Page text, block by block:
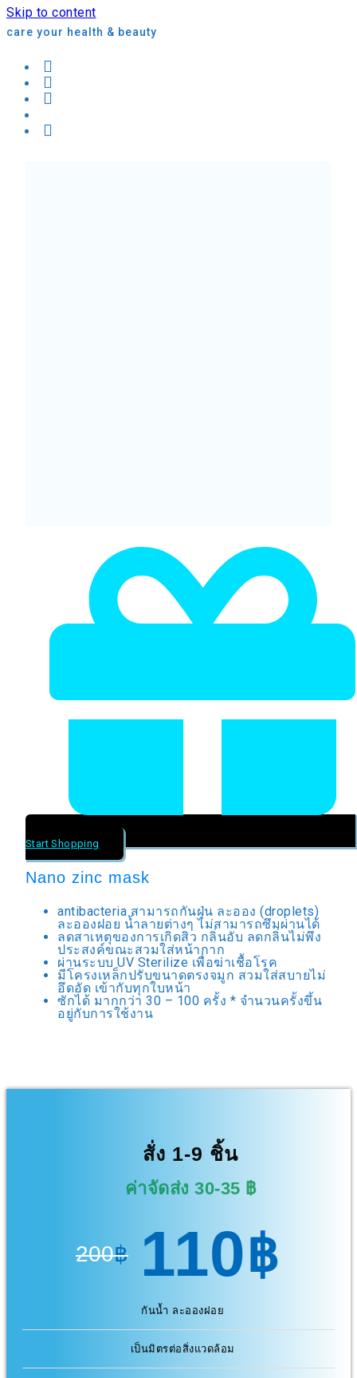
Skip to content
care your health & beauty
Start Shopping
Nano zinc mask
antibacteria สามารถกันฝุ่น ละออง (droplets)
ละอองฝอย น้ำลายต่างๆ ไม่สามารถซึมผ่านได้
ลดสาเหตุของการเกิดสิว กลิ่นอับ ลดกลิ่นไม่พึง
ประสงค์ขณะสวมใส่หน้ากาก
ผ่านระบบ UV Sterilize เพื่อฆ่าเชื้อโรค
มีโครงเหล็กปรับขนาดตรงจมูก สวมใส่สบายไม่
อึดอัด เข้ากับทุกใบหน้า
ซักได้ มากกว่า 30 – 100 ครั้ง * จำนวนครั้งขึ้น
อยู่กับการใช้งาน
สั่ง 1-9 ชิ้น
ค่าจัดส่ง 30-35 ฿
200฿ 110฿
กันน้ำ ละอองฝอย
เป็นมิตรต่อสิ่งแวดล้อม